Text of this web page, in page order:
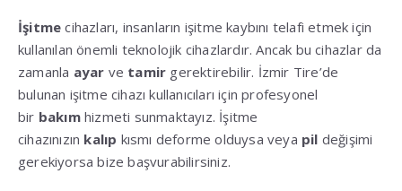
İşitme cihazları, insanların işitme kaybını telafi etmek için
kullanılan önemli teknolojik cihazlardır. Ancak bu cihazlar da
zamanla ayar ve tamir gerektirebilir. İzmir Tire’de
bulunan işitme cihazı kullanıcıları için profesyonel
bir bakımhizmeti sunmaktayız. İşitme
cihazınızın kalıp kısmı deforme olduysa veya pil değişimi
gerekiyorsa bize başvurabilirsiniz.